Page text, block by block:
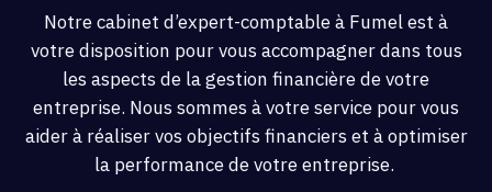
Notre cabinet d’expert-comptable à Fumel est à
votre disposition pour vous accompagner dans tous
les aspects de la gestion financière de votre
entreprise. Nous sommes à votre service pour vous
aider à réaliser vos objectifs financiers et à optimiser
la performance de votre entreprise.